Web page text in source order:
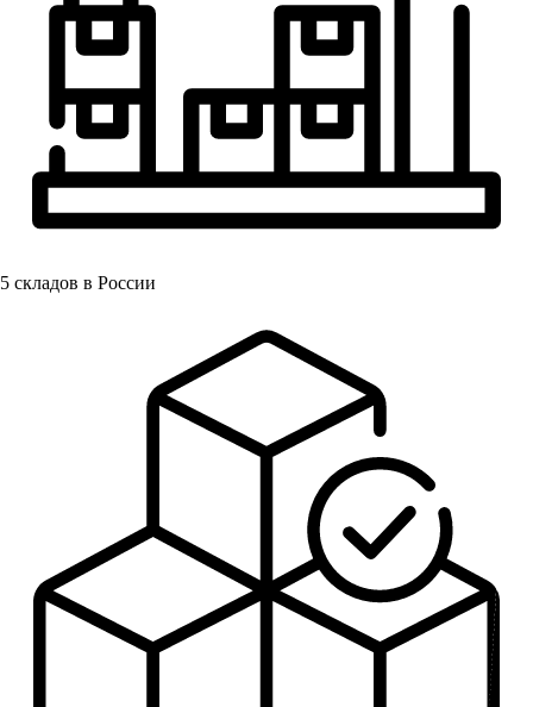
5 складов в России